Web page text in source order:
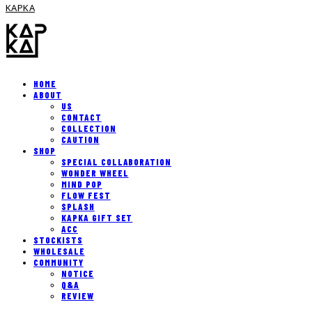
KAPKA
HOME
ABOUT
US
CONTACT
COLLECTION
CAUTION
SHOP
SPECIAL COLLABORATION
WONDER WHEEL
MIND POP
FLOW FEST
SPLASH
KAPKA GIFT SET
ACC
STOCKISTS
WHOLESALE
COMMUNITY
NOTICE
Q&A
REVIEW